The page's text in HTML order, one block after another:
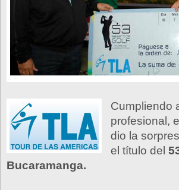
Cumpliendo
profesional,
dio la
el título del
Bucaramanga.